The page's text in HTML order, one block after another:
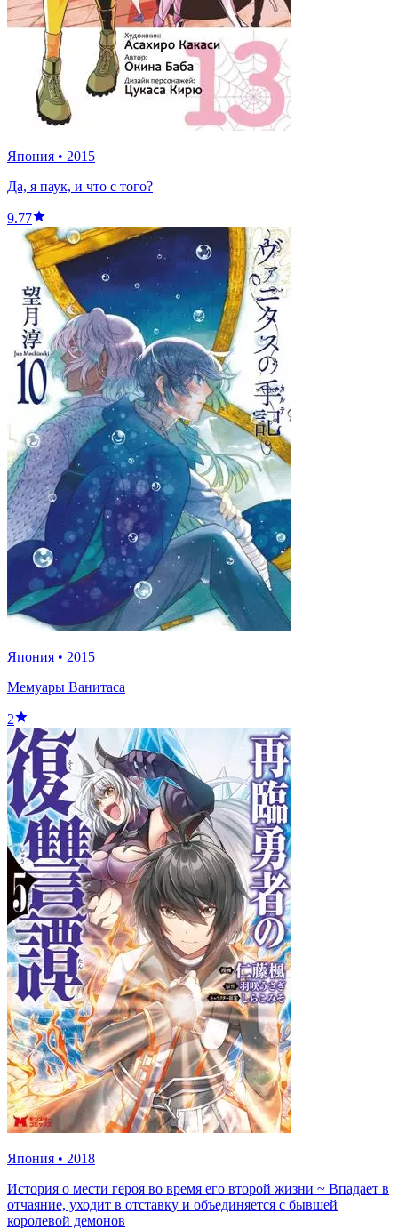
Япония • 2015
Да, я паук, и что с того?
9.77
Япония • 2015
Мемуары Ванитаса
2
Япония • 2018
История о мести героя во время его второй жизни ~ Впадает в
отчаяние, уходит в отставку и объединяется с бывшей
королевой демонов